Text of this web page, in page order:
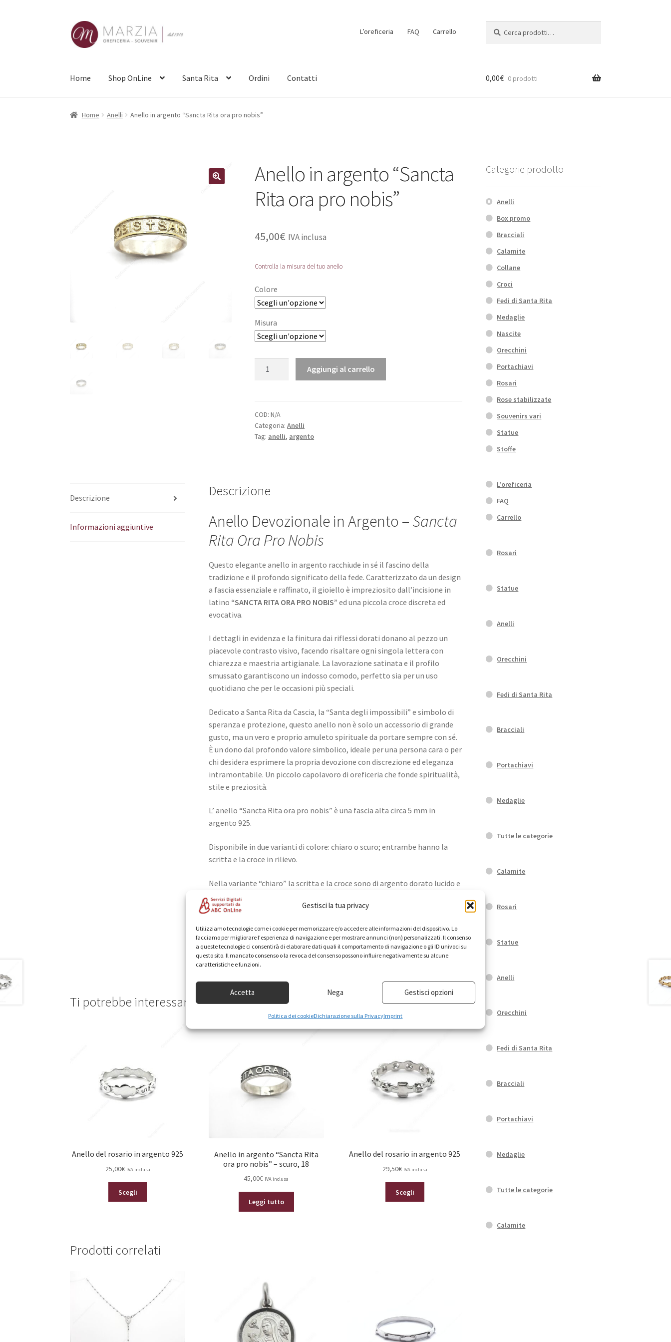
Gestisci la tua privacy
Utilizziamo tecnologie come i cookie per memorizzare e/o accedere alle informazioni del dispositivo. Lo
facciamo per migliorare l'esperienza di navigazione e per mostrare annunci (non) personalizzati. Il consenso
a queste tecnologie ci consentirà di elaborare dati quali il comportamento di navigazione o gli ID univoci su
questo sito. Il mancato consenso o la revoca del consenso possono influire negativamente su alcune
caratteristiche e funzioni.
Accetta Nega Gestisci opzioni
Politica dei cookieDichiarazione sulla PrivacyImprint
Vai
alla
navigazione
Vai
al
contenuto
L’oreficeria FAQ Carrello
Home Shop OnLine Santa Rita Ordini Contatti 0,00€ 0 prodotti
Home Anelli Anello in argento “Sancta Rita ora pro nobis”
Anello in argento “Sancta
Rita ora pro nobis”
45,00€ IVA inclusa
Controlla la misura del tuo anello
Colore
Misura
Rita
ora
pro
Aggiungi al carrello
COD:N/A
Categoria:Anelli
Tag: anelli, argento
Descrizione
Informazioni aggiuntive
Descrizione
Anello Devozionale in Argento –Sancta
Rita Ora Pro Nobis
Questo elegante anello in argento racchiude in sé il fascino della
tradizione e il profondo significato della fede. Caratterizzato da un design
a fascia essenziale e raffinato, il gioiello è impreziosito dall’incisione in
latino “SANCTA RITA ORA PRO NOBIS” ed una piccola croce discreta ed
evocativa.
I dettagli in evidenza e la finitura dai riflessi dorati donano al pezzo un
piacevole contrasto visivo, facendo risaltare ogni singola lettera con
chiarezza e maestria artigianale. La lavorazione satinata e il profilo
smussato garantiscono un indosso comodo, perfetto sia per un uso
quotidiano che per le occasioni più speciali.
Dedicato a Santa Rita da Cascia, la “Santa degli impossibili” e simbolo di
speranza e protezione, questo anello non è solo un accessorio di grande
gusto, ma un vero e proprio amuleto spirituale da portare sempre con sé.
È un dono dal profondo valore simbolico, ideale per una persona cara o per
chi desidera esprimere la propria devozione con discrezione ed eleganza
intramontabile. Un piccolo capolavoro di oreficeria che fonde spiritualità,
stile e preziosità.
L’ anello “Sancta Rita ora pro nobis” è una fascia alta circa 5 mm in
argento 925.
Disponibile in due varianti di colore: chiaro o scuro; entrambe hanno la
scritta e la croce in rilievo.
Nella variante “chiaro” la scritta e la croce sono di argento dorato lucido e
in rilievo su una base di argento bianco satinato.
in rilievo su una base di argento grigio scuro satinato.
Trovaci suGoogle Maps per scoprire dove siamo.
Ti potrebbe interessare…
Anello del rosario in argento 925
25,00€ IVA inclusa
Scegli
opzioni
scelte
nella
pagina
Anello in argento “Sancta Rita
ora pro nobis” – scuro, 18
45,00€ IVA inclusa
Leggi tutto
Anello del rosario in argento 925
29,50€ IVA inclusa
Scegli
del
prodotto
Prodotti correlati
Categorie prodotto
Anelli
Box promo
Bracciali
Calamite
Collane
Croci
Fedi di Santa Rita
Medaglie
Nascite
Orecchini
Portachiavi
Rosari
Rose stabilizzate
Souvenirs vari
Statue
Stoffe
L’oreficeria
FAQ
Carrello
Rosari
Statue
Anelli
Orecchini
Fedi di Santa Rita
Bracciali
Portachiavi
Medaglie
Tutte le categorie
Calamite
Rosari
Statue
Anelli
Orecchini
Fedi di Santa Rita
Bracciali
Portachiavi
Medaglie
Tutte le categorie
Calamite